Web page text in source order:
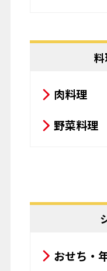
肉料理
野菜料理
粉物
おせち・